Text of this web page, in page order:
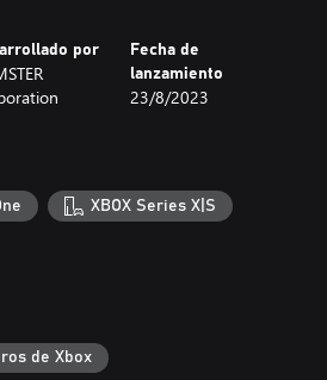
por
Fecha de
lanzamiento
23/8/2023
XBOX Series X|S
de Xbox